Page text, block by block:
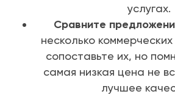
услугах.
Сравните
несколько
сопоставьте их, но
самая низкая цена не
лучшее